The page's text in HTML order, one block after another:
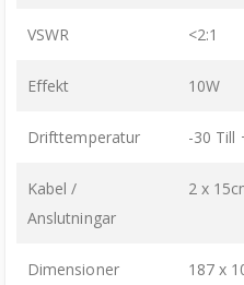
VSWR <2:1
Effekt 10W
Drifttemperatur -30 Till
Kabel /
Anslutningar
2 x
Dimensioner
187 x